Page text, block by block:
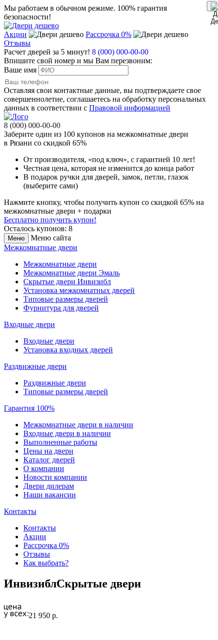
Мы работаем в обычном режиме. 100% гарантия
безопасности!
Акции
Рассрочка 0%
Отзывы
Расчет дверей за 5 минут! 8 (000) 000-00-00
Впишите свой номер и мы Вам перезвоним:
Ваше имя
Оставляя свои контактные данные, вы подтверждаете свое
совершеннолетие, соглашаетесь на обработку персональных
данных в соответствии с Правовой информацией
8 (000) 000-00-00
Заберите один из 100 купонов на межкомнатные двери
в Рязани со скидкой 65%
От производителя, «под ключ», с гарантией 10 лет!
Честная цена, которая не изменится до конца работ
В подарок ручки для дверей, замок, петли, глазок
(выберите сами)
Нажмите кнопку, чтобы получить купон со скидкой 65% на
межкомнатные двери + подарки
Бесплатно получить купон!
Осталось купонов: 8
Меню
Меню сайта
Межкомнатные двери
Межкомнатные двери
Межкомнатные двери Эмаль
Скрытые двери Инвизибл
Установка межкомнатных дверей
Типовые размеры дверей
Фурнитура для дверей
Входные двери
Входные двери
Установка входных дверей
Раздвижные двери
Раздвижные двери
Типовые размеры дверей
Гарантия 100%
Межкомнатные двери в наличии
Входные двери в наличии
Выполненные работы
Цены на двери
Каталог дверей
О компании
Новости компании
Двери дилерам
Наши вакансии
Контакты
Контакты
Акции
Рассрочка 0%
Отзывы
Как выбрать?
ИнвизиблСкрытые двери
21 950 р.